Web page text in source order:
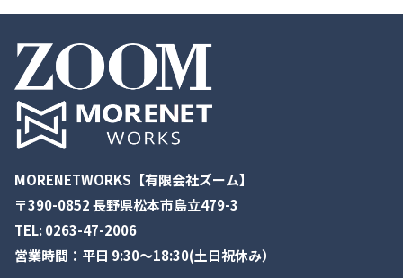
MORENETWORKS【有限会社ズーム】
〒390-0852 長野県松本市島立479-3
TEL:0263-47-2006
営業時間：平日 9:30～18:30(土日祝休み）